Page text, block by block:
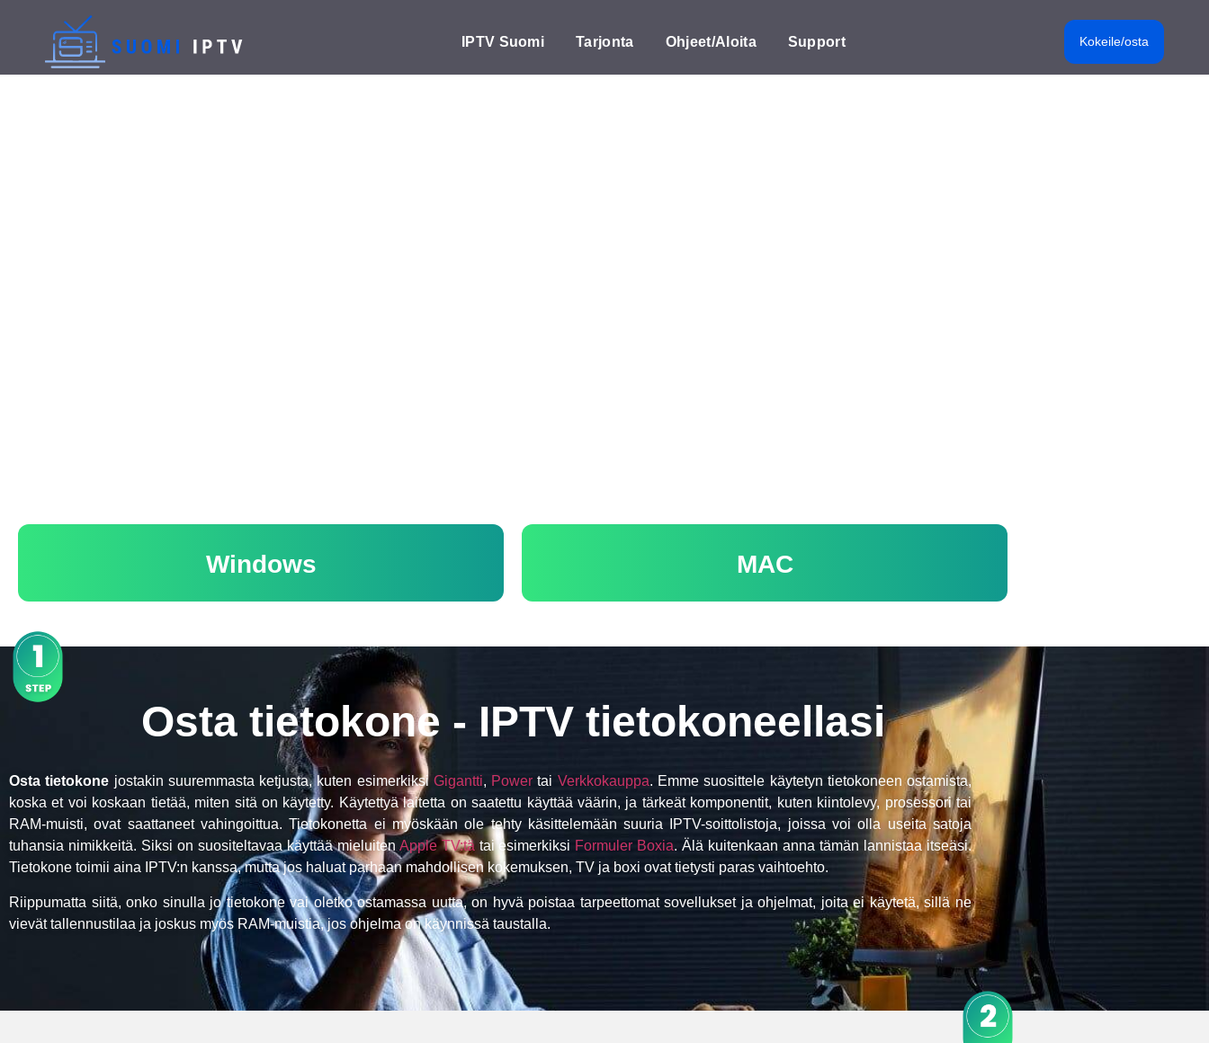
IPTV Suomi Tarjonta Ohjeet/Aloita Support Kokeile/osta
Windows MAC
Osta tietokone - IPTV tietokoneellasi
Osta tietokone jostakin suuremmasta ketjusta, kuten esimerkiksiGigantti, Power tai Verkkokauppa. Emme suosittele käytetyn tietokoneen ostamista,
koska et voi koskaan tietää, miten sitä on käytetty. Käytettyä laitetta on saatettu käyttää väärin, ja tärkeät komponentit, kuten kiintolevy, prosessori tai
RAM-muisti, ovat saattaneet vahingoittua. Tietokonetta ei myöskään ole tehty käsittelemään suuria IPTV-soittolistoja, joissa voi olla useita satoja
tuhansia nimikkeitä. Siksi on suositeltavaa käyttää mieluiten Apple TV:tä tai esimerkiksi Formuler Boxia. Älä kuitenkaan anna tämän lannistaa itseäsi.
Tietokone toimii aina IPTV:n kanssa, mutta jos haluat parhaan mahdollisen kokemuksen, TV ja boxi ovat tietysti paras vaihtoehto.
Riippumatta siitä, onko sinulla jo tietokone vai oletko ostamassa uutta, on hyvä poistaa tarpeettomat sovellukset ja ohjelmat, joita ei käytetä, sillä ne
vievät tallennustilaa ja joskus myös RAM-muistia, jos ohjelma on käynnissä taustalla.